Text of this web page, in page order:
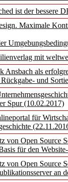
ist der bessere
Maximale
mit
Ansbach als
Rückgabe- und
Spur (10.02.2017)
für
von Open Source
für den
von Open Source
an
fordert
wollen
werden